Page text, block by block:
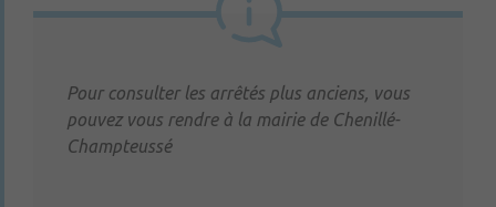
Pour consulter les arrêtés plus anciens, vous
pouvez vous rendre à la mairie de Chenillé-
Champteussé